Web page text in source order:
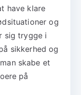
have klare
og
sig trygge i
sikkerhed og
skabe et
på